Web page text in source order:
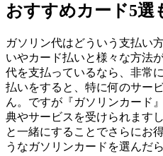
おすすめカード5選
ガソリン代はどういう支払い
いやカード払いと様々な方法
代を支払っているなら、非常
払いをすると、特に何のサー
ん。ですが『ガソリンカード
典やサービスを受けられます
と一緒にすることでさらにお
うなガソリンカードを選んだ